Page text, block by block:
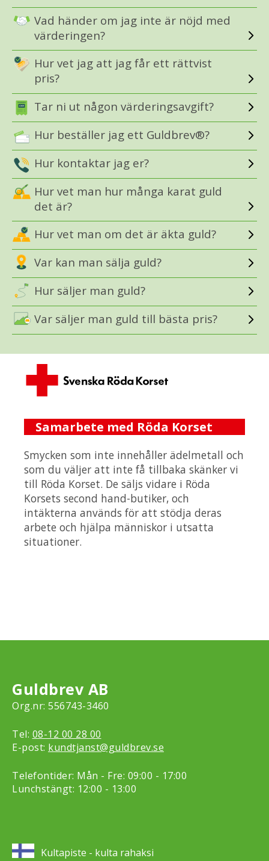
Vad händer om jag inte är nöjd med
värderingen?
Hur vet jag att jag får ett rättvist
pris?
Tar ni ut någon värderingsavgift?
Hur beställer jag ett Guldbrev®?
Hur kontaktar jag er?
Hur vet man hur många karat guld
det är?
Hur vet man om det är äkta guld?
Var kan man sälja guld?
Hur säljer man guld?
Var säljer man guld till bästa pris?
Samarbete med Röda Korset
Smycken som inte innehåller ädelmetall och
som du väljer att inte få tillbaka skänker vi
till Röda Korset. De säljs vidare i Röda
Korsets second hand-butiker, och
intäkterna används för att stödja deras
arbete och hjälpa människor i utsatta
situationer.
Guldbrev AB
Org.nr: 556743-3460
Tel: 08-12 00 28 00
E-post: kundtjanst@guldbrev.se
Telefontider: Mån - Fre: 09:00 - 17:00
Lunchstängt: 12:00 - 13:00
Kultapiste - kulta rahaksi